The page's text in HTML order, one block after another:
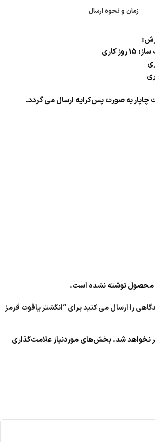
زمان و نحوه ارسال
کاری
به صورت پس‌کرایه ارسال می گردد.
محصول نوشته نشده است.
را ارسال می کنید برای “انگشتر یاقوت قرمز
نخواهد شد.بخش‌های موردنیاز علامت‌گذاری